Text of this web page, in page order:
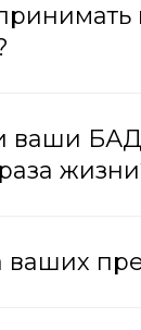
ваши
ваших